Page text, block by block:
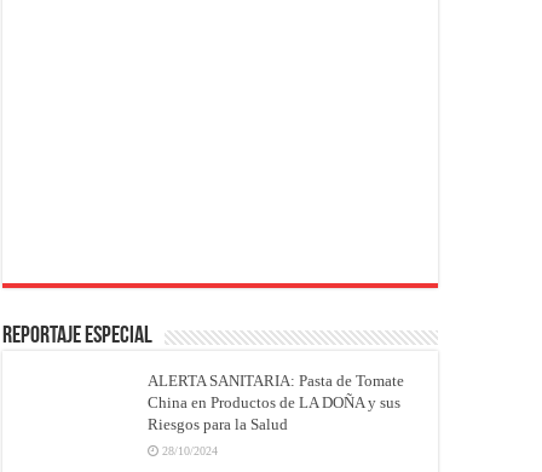
REPORTAJE ESPECIAL
ALERTA SANITARIA: Pasta de Tomate
China en Productos de LA DOÑA y sus
Riesgos para la Salud
28/10/2024